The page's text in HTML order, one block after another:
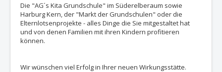
Die "AG´s Kita Grundschule" im Süderelberaum sowie
Harburg Kern, der "Markt der Grundschulen" oder die
Elternlotsenprojekte - alles Dinge die Sie mitgestaltet hat
und von denen Familien mit ihren Kindern profitieren
können.
Wir wünschen viel Erfolg in Ihrer neuen Wirkungsstätte.